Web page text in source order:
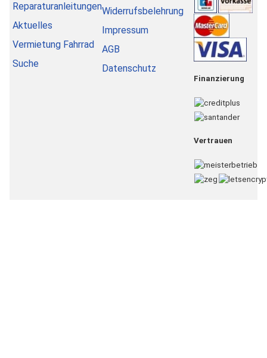
Reparaturanleitungen
Aktuelles
Vermietung Fahrrad
Suche
Widerrufsbelehrung
Impressum
AGB
Datenschutz
Finanzierung
Vertrauen